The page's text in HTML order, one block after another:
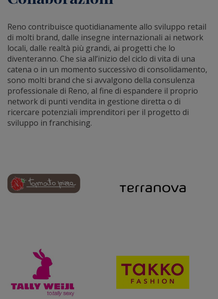
Reno contribuisce quotidianamente allo sviluppo retail
di molti brand, dalle insegne internazionali ai network
locali, dalle realtà più grandi, ai progetti che lo
diventeranno. Che sia all’inizio del ciclo di vita di una
catena o in un momento successivo di consolidamento,
sono molti brand che si avvalgono della consulenza
professionale di Reno, al fine di espandere il proprio
network di punti vendita in gestione diretta o di
ricercare potenziali imprenditori per il progetto di
sviluppo in franchising.